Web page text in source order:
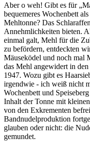
Aber o weh! Gibt es für
bequemeres Wochenbett
Mehltonne? Das
Annehmlichkeiten bieten.
einmal galt, Mehl für die
zu befördern, entdeckten
Mäuseködel und noch mal
das Mehl angewidert in
1947. Wozu gibt es
irgendwie - ich weiß nicht
Wochenbett und
Inhalt der Tonne mit
von den Exkrementen
Bandnudelproduktion
glauben oder nicht: die
gemundet.